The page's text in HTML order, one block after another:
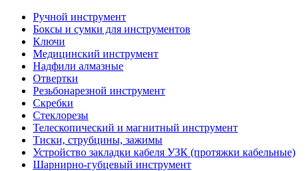
Ручной инструмент
Боксы и сумки для инструментов
Ключи
Медицинский инструмент
Надфили алмазные
Отвертки
Резьбонарезной инструмент
Скребки
Стеклорезы
Телескопический и магнитный инструмент
Тиски, струбцины, зажимы
Устройство закладки кабеля УЗК (протяжки кабельные)
Шарнирно-губцевый инструмент